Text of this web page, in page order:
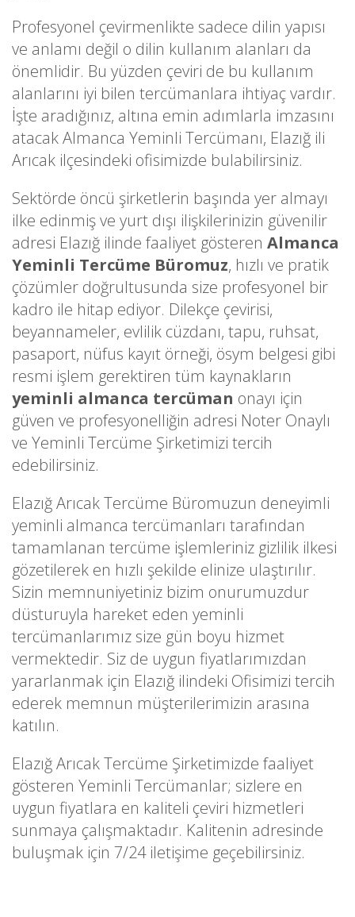
Profesyonel çevirmenlikte sadece dilin yapısı
ve anlamı değil o dilin kullanım alanları da
önemlidir. Bu yüzden çeviri de bu kullanım
alanlarını iyi bilen tercümanlara ihtiyaç vardır.
İşte aradığınız, altına emin adımlarla imzasını
atacak Almanca Yeminli Tercümanı, Elazığ ili
Arıcak ilçesindeki ofisimizde bulabilirsiniz.
Sektörde öncü şirketlerin başında yer almayı
ilke edinmiş ve yurt dışı ilişkilerinizin güvenilir
adresi Elazığ ilinde faaliyet gösteren Almanca
Yeminli Tercüme Büromuz, hızlı ve pratik
çözümler doğrultusunda size profesyonel bir
kadro ile hitap ediyor. Dilekçe çevirisi,
beyannameler, evlilik cüzdanı, tapu, ruhsat,
pasaport, nüfus kayıt örneği, ösym belgesi gibi
resmi işlem gerektiren tüm kaynakların
yeminli almanca tercüman onayı için
güven ve profesyonelliğin adresi Noter Onaylı
ve Yeminli Tercüme Şirketimizi tercih
edebilirsiniz.
Elazığ Arıcak Tercüme Büromuzun deneyimli
yeminli almanca tercümanları tarafından
tamamlanan tercüme işlemleriniz gizlilik ilkesi
gözetilerek en hızlı şekilde elinize ulaştırılır.
Sizin memnuniyetiniz bizim onurumuzdur
düsturuyla hareket eden yeminli
tercümanlarımız size gün boyu hizmet
vermektedir. Siz de uygun fiyatlarımızdan
yararlanmak için Elazığ ilindeki Ofisimizi tercih
ederek memnun müşterilerimizin arasına
katılın.
Elazığ Arıcak Tercüme Şirketimizde faaliyet
gösteren Yeminli Tercümanlar; sizlere en
uygun fiyatlara en kaliteli çeviri hizmetleri
sunmaya çalışmaktadır. Kalitenin adresinde
buluşmak için 7/24 iletişime geçebilirsiniz.